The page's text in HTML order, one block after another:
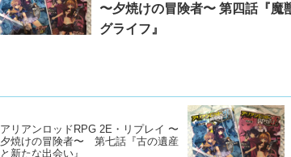
〜夕焼けの冒険者〜 第四話『魔
グライフ』
アリアンロッドRPG 2E・リプレイ 〜
夕焼けの冒険者〜 第七話『古の遺産
と新たな出会い』